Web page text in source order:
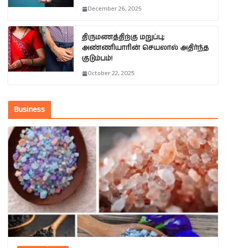
December 26, 2025
திருமணத்திற்கு மறுப்பு;
அண்ணியாரின் செயலால் அதிர்ந்த
குடும்பம்!
October 22, 2025
Business